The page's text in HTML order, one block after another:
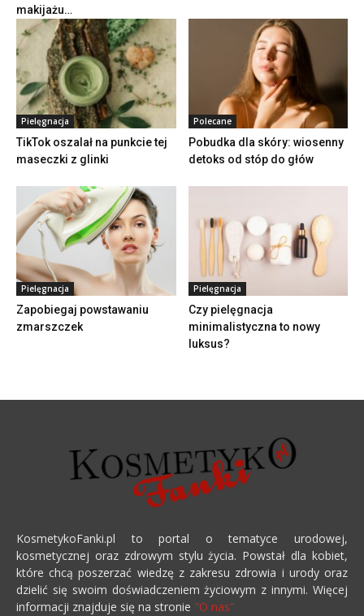
makijażu…
Pielęgnacja
TikTok oszalał na punkcie tej
maseczki z glinki
Polecane
Pobudka dla skóry: wiosenny
detoks od stóp do głów
Pielęgnacja
Zapobiegaj powstawaniu
zmarszczek
Pielęgnacja
Czy pielęgnacja
minimalistyczna to nowy
luksus?
KosmetykoFanki.pl to portal o tematyce urodowej,
kosmetycznej oraz zdrowym stylu życia. Powstał dla kobiet,
które chcą poszerzać wiedzę z zakresu zdrowia i urody oraz
dzielić się swoim doświadczeniem życiowym z innymi. Więcej
informacji znajduje się na stronie "O nas"